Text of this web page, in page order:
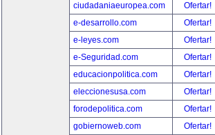
ciudadaniaeuropea.com
Ofertar!
e-desarrollo.com
Ofertar!
e-leyes.com
Ofertar!
e-Seguridad.com
Ofertar!
educacionpolitica.com
Ofertar!
eleccionesusa.com
Ofertar!
forodepolitica.com
Ofertar!
gobiernoweb.com
Ofertar!